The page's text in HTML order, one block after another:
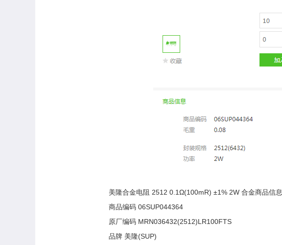
美隆合金电阻 2512 0.1Ω(100mR) ±1% 2W 合金商品信息
商品编码 06SUP044364
原厂编码 MRN036432(2512)LR100FTS
品牌 美隆(SUP)